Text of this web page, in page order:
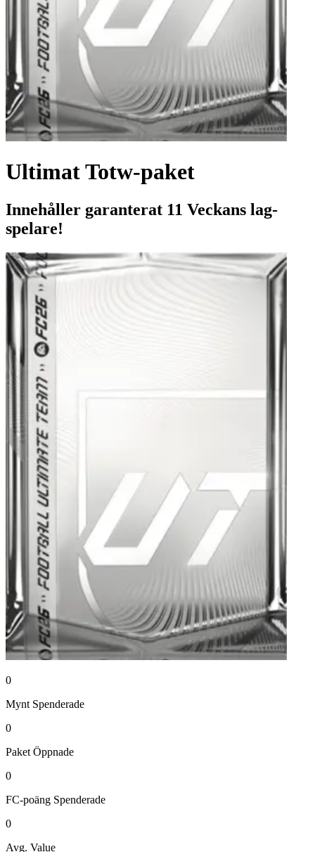
Ultimat Totw-paket
Innehåller garanterat 11 Veckans lag-
spelare!
0
Mynt Spenderade
0
Paket Öppnade
0
FC-poäng Spenderade
0
Avg. Value